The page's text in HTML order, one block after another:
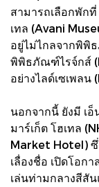
สามารถเลือกพัก
เทล (Avani
อยู่ไม่ไกลจากพิพิ
พิพิธภัณฑ์ไรจ์กส์
อย่างไลด์เซเพลน
นอกจากนี้ ยังมี เอ็
มาร์เก็ต โฮเทล
Market Hotel) ซึ่
เลื่องชื่อ เปิดโอก
เล่นท่ามกลางสีสั